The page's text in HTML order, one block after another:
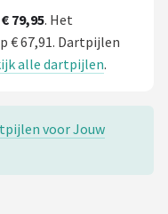
€ 79,95. Het
€ 67,91. Dartpijlen
alle dartpijlen.
voor Jouw